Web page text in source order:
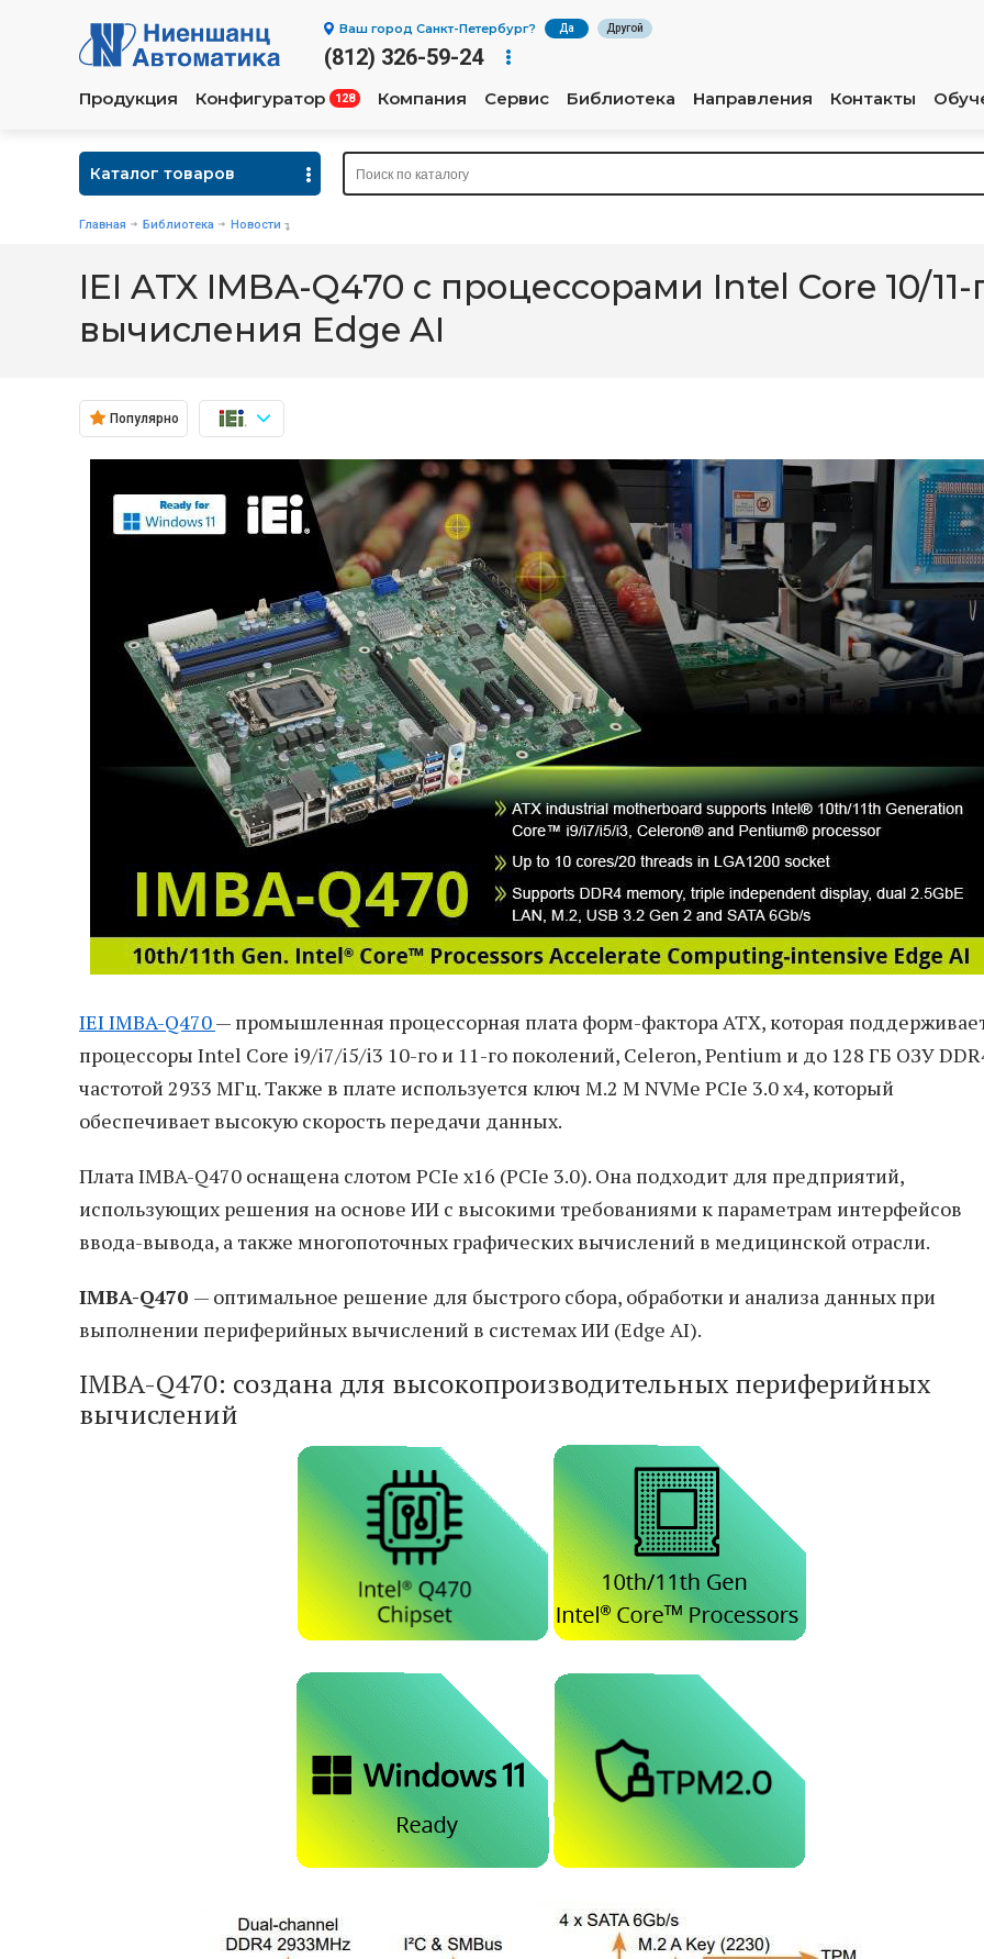
Ваш город Санкт-Петербург? Да Другой
(812) 326-59-24
Продукция Конфигуратор 128 Компания Сервис Библиотека Направления Контакты
Каталог товаров
Главная Библиотека Новости
IEI ATX IMBA-Q470 с процессорами Intel Core 10/
вычисления Edge AI
Популярно
IEI IMBA-Q470— промышленная процессорная плата форм-фактора ATX, которая
процессоры Intel Core i9/i7/i5/i3 10-го и 11-го поколений, Celeron, Pentium и до 128 ГБ ОЗУ
частотой 2933 МГц. Также в плате используется ключ M.2 M NVMe PCIe 3.0 x4, который
обеспечивает высокую скорость передачи данных.
Плата IMBA-Q470 оснащена слотом PCIe x16 (PCIe 3.0). Она подходит для предприятий,
использующих решения на основе ИИ с высокими требованиями к параметрам интерфейсов
ввода-вывода, а также многопоточных графических вычислений в медицинской отрасли.
IMBA-Q470 — оптимальное решение для быстрого сбора, обработки и анализа данных при
выполнении периферийных вычислений в системах ИИ (Edge AI).
IMBA-Q470: создана для высокопроизводительных периферийных
вычислений